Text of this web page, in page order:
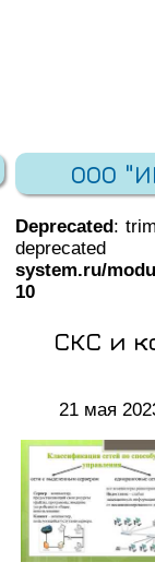
ООО
Deprecated:
system.ru/
10
СКС и
21 мая